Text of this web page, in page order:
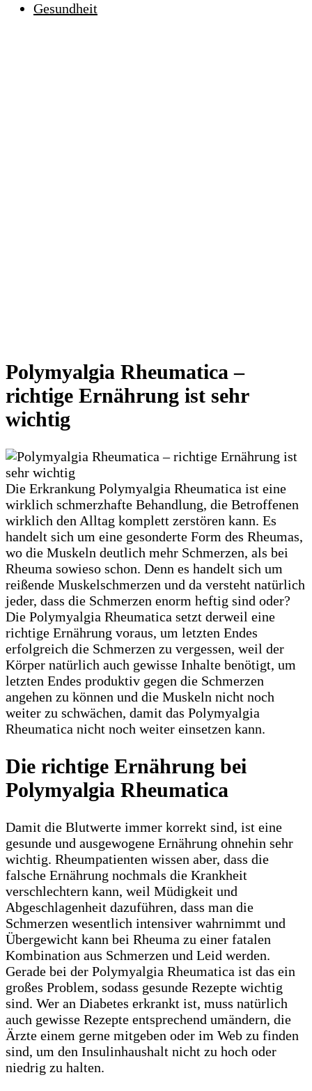
Gesundheit
Polymyalgia Rheumatica –
richtige Ernährung ist sehr
wichtig
Die Erkrankung Polymyalgia Rheumatica ist eine
wirklich schmerzhafte Behandlung, die Betroffenen
wirklich den Alltag komplett zerstören kann. Es
handelt sich um eine gesonderte Form des Rheumas,
wo die Muskeln deutlich mehr Schmerzen, als bei
Rheuma sowieso schon. Denn es handelt sich um
reißende Muskelschmerzen und da versteht natürlich
jeder, dass die Schmerzen enorm heftig sind oder?
Die Polymyalgia Rheumatica setzt derweil eine
richtige Ernährung voraus, um letzten Endes
erfolgreich die Schmerzen zu vergessen, weil der
Körper natürlich auch gewisse Inhalte benötigt, um
letzten Endes produktiv gegen die Schmerzen
angehen zu können und die Muskeln nicht noch
weiter zu schwächen, damit das Polymyalgia
Rheumatica nicht noch weiter einsetzen kann.
Die richtige Ernährung bei
Polymyalgia Rheumatica
Damit die Blutwerte immer korrekt sind, ist eine
gesunde und ausgewogene Ernährung ohnehin sehr
wichtig. Rheumpatienten wissen aber, dass die
falsche Ernährung nochmals die Krankheit
verschlechtern kann, weil Müdigkeit und
Abgeschlagenheit dazuführen, dass man die
Schmerzen wesentlich intensiver wahrnimmt und
Übergewicht kann bei Rheuma zu einer fatalen
Kombination aus Schmerzen und Leid werden.
Gerade bei der Polymyalgia Rheumatica ist das ein
großes Problem, sodass gesunde Rezepte wichtig
sind. Wer an Diabetes erkrankt ist, muss natürlich
auch gewisse Rezepte entsprechend umändern, die
Ärzte einem gerne mitgeben oder im Web zu finden
sind, um den Insulinhaushalt nicht zu hoch oder
niedrig zu halten.